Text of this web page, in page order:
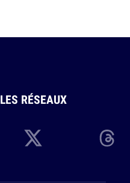
LES RÉSEAUX